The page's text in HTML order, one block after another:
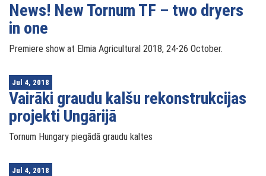
News! New Tornum TF – two dryers
in one
Premiere show at Elmia Agricultural 2018, 24-26 October.
Jul 4, 2018
Vairāki graudu kalšu rekonstrukcijas
projekti Ungārijā
Tornum Hungary piegādā graudu kaltes
Jul 4, 2018